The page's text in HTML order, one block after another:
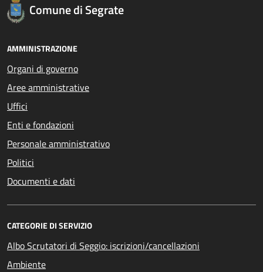
Comune di Segrate
AMMINISTRAZIONE
Organi di governo
Aree amministrative
Uffici
Enti e fondazioni
Personale amministrativo
Politici
Documenti e dati
CATEGORIE DI SERVIZIO
Albo Scrutatori di Seggio: iscrizioni/cancellazioni
Ambiente